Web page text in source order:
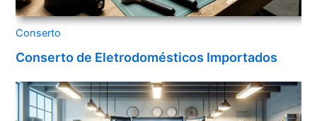
Conserto
Conserto de Eletrodomésticos Importados